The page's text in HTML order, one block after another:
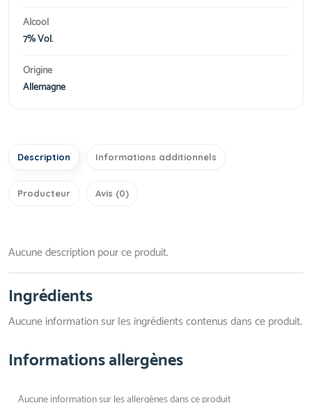
Alcool
7% Vol.
Origine
Allemagne
Description Informations additionnels
Producteur Avis (0)
Aucune description pour ce produit.
Ingrédients
Aucune information sur les ingrédients contenus dans ce produit.
Informations allergènes